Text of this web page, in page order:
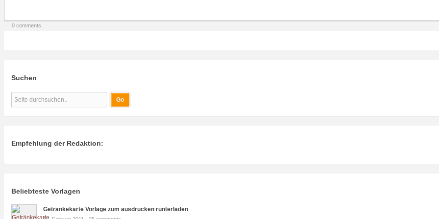
0 comments
Suchen
Empfehlung der Redaktion:
Beliebteste Vorlagen
Getränkekarte Vorlage zum ausdrucken runterladen